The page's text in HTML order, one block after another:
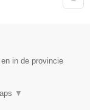
in de provincie
▼